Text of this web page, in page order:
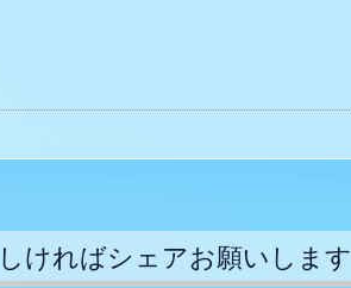
ければシェアお願いします